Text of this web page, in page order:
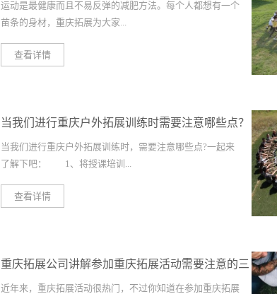
运动是最健康而且不易反弹的减肥方法。每个人都想有一个
苗条的身材，重庆拓展为大家...
掉。如果你只打算装模作样地运动十几分钟，这个过程中消
耗的只是身体储备的糖，运动半小时后，能量消耗才开始动
用脂肪，运动的时间越久，脂肪消耗越多。 高尔夫
所有自认为还有点高球魅力的人到球场上潇洒挥杆。现在到
室外去打球还有点冷，推荐就到半露天的练习场挥挥杆，找
办行头和租用场地的价位并不比网球贵多少，一旦学会就可
查看详情
当我们进行重庆户外拓展训练时需要注意哪些点？
当我们进行重庆户外拓展训练时，需要注意哪些点?一起来
了解下吧： 1、将授课培训...
面的公式: (真证的知识)=(知识)+(体验)+(思考)+(指导)+(实
施) 在学习中体验是培训中不可缺少的一个课程，要让
查看详情
重庆拓展公司讲解参加重庆拓展活动需要注意的三
个点
近年来，重庆拓展活动很热门，不过你知道在参加重庆拓展